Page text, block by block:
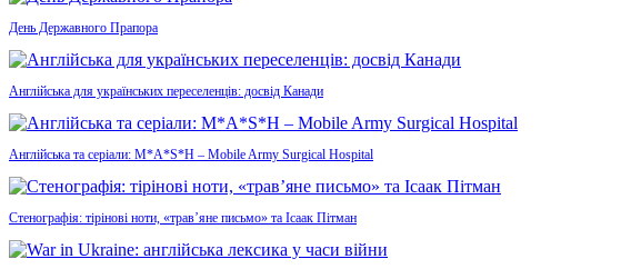
День Державного Прапора
Англійська для українських переселенців: досвід Канади
Англійська та серіали: M*A*S*H – Mobile Army Surgical Hospital
Стенографія: тірінові ноти, «трав’яне письмо» та Ісаак Пітман